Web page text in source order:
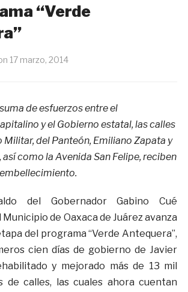
“Verde
17 marzo, 2014
de esfuerzos entre el
y el Gobierno estatal, las calles
del Panteón, Emiliano Zapata y
como la Avenida San Felipe, reciben
del Gobernador Gabino Cué
de Oaxaca de Juárez avanza
del programa “Verde Antequera”,
cien días de gobierno de Javier
y mejorado más de 13 mil
de calles, las cuales ahora cuentan